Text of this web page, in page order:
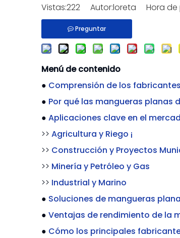
Vistas:222 Autor:loreta Hora de
Preguntar
Menú de contenido
● Comprensión de los
● Por qué las mangueras planas
● Aplicaciones clave en el
>> Agricultura y Riego ¡
>> Construcción y Proyectos
>> Minería y Petróleo y Gas
>> Industrial y Marino
● Soluciones de mangueras
● Ventajas de rendimiento de la
● Cómo los principales